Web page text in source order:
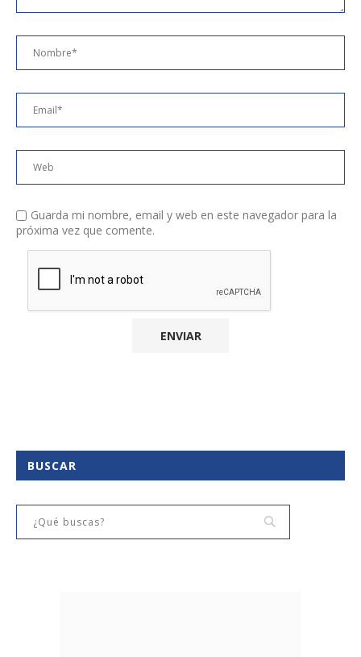
Guarda mi nombre, email y web en este navegador para la
próxima vez que comente.
BUSCAR